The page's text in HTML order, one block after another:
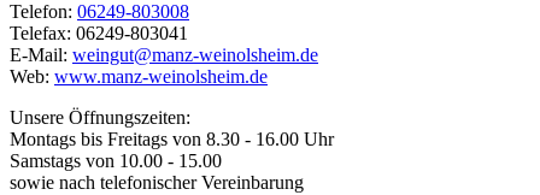
Telefon: 06249-803008
Telefax: 06249-803041
E-Mail: weingut@manz-weinolsheim.de
Web: www.manz-weinolsheim.de
Unsere Öffnungszeiten:
Montags bis Freitags von 8.30 - 16.00 Uhr
Samstags von 10.00 - 15.00
sowie nach telefonischer Vereinbarung